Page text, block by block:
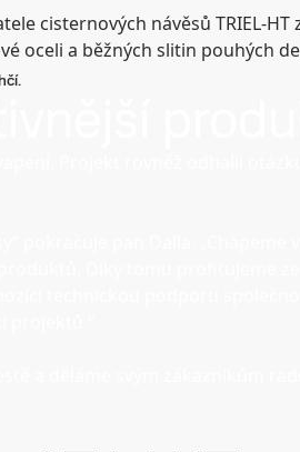
cisternových návěsů TRIEL-HT
oceli a běžných slitin pouhých